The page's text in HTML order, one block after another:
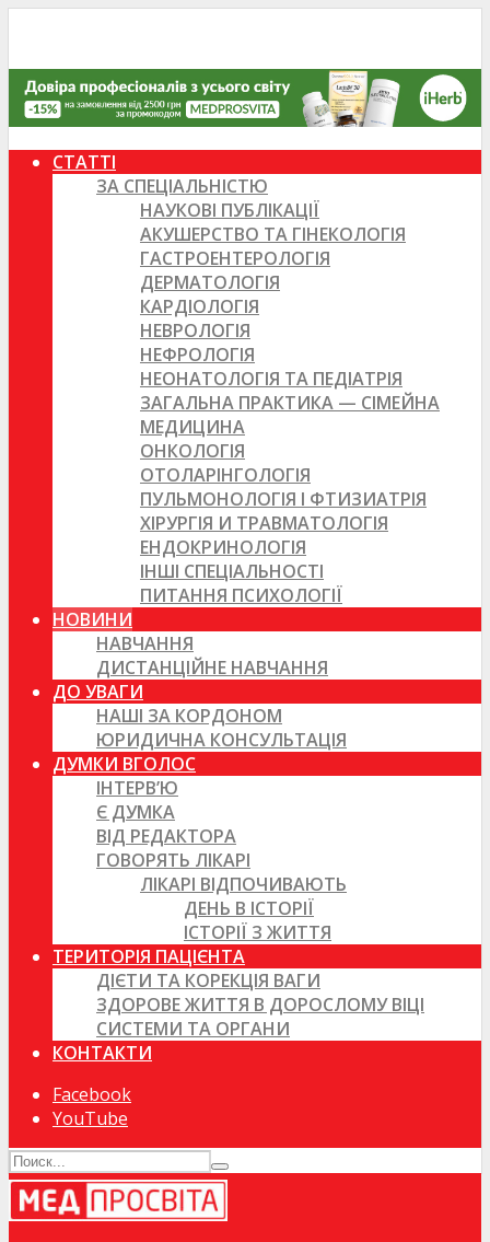
СТАТТІ
ЗА СПЕЦІАЛЬНІСТЮ
НАУКОВІ ПУБЛІКАЦІЇ
АКУШЕРСТВО ТА ГІНЕКОЛОГІЯ
ГАСТРОЕНТЕРОЛОГІЯ
ДЕРМАТОЛОГІЯ
КАРДІОЛОГІЯ
НЕВРОЛОГІЯ
НЕФРОЛОГІЯ
НЕОНАТОЛОГІЯ ТА ПЕДІАТРІЯ
ЗАГАЛЬНА ПРАКТИКА — СІМЕЙНА
МЕДИЦИНА
ОНКОЛОГІЯ
ОТОЛАРІНГОЛОГІЯ
ПУЛЬМОНОЛОГІЯ І ФТИЗИАТРІЯ
ХІРУРГІЯ И ТРАВМАТОЛОГІЯ
ЕНДОКРИНОЛОГІЯ
ІНШІ СПЕЦІАЛЬНОСТІ
ПИТАННЯ ПСИХОЛОГІЇ
НОВИНИ
НАВЧАННЯ
ДИСТАНЦІЙНЕ НАВЧАННЯ
ДО УВАГИ
НАШІ ЗА КОРДОНОМ
ЮРИДИЧНА КОНСУЛЬТАЦІЯ
ДУМКИ ВГОЛОС
ІНТЕРВ’Ю
Є ДУМКА
ВІД РЕДАКТОРА
ГОВОРЯТЬ ЛІКАРІ
ЛІКАРІ ВІДПОЧИВАЮТЬ
ДЕНЬ В ІСТОРІЇ
ІСТОРІЇ З ЖИТТЯ
ТЕРИТОРІЯ ПАЦІЄНТА
ДІЄТИ ТА КОРЕКЦІЯ ВАГИ
ЗДОРОВЕ ЖИТТЯ В ДОРОСЛОМУ ВІЦІ
СИСТЕМИ ТА ОРГАНИ
КОНТАКТИ
Facebook
YouTube